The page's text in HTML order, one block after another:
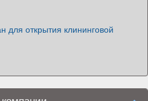
для открытия клининговой